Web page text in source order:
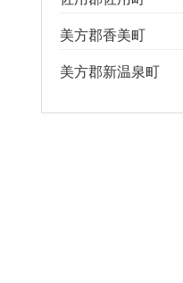
美方郡香美町
美方郡新温泉町